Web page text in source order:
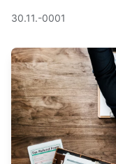
30.11.-0001